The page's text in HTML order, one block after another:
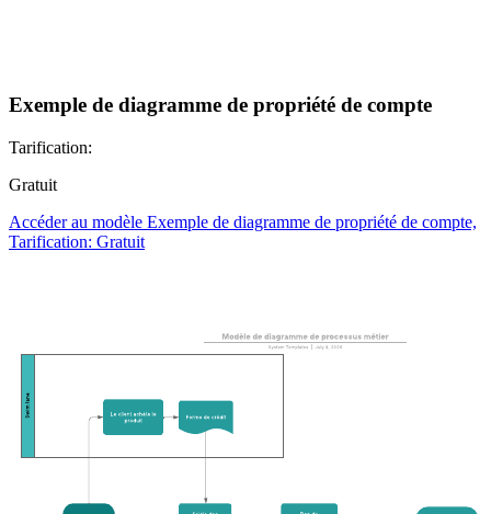
Exemple de diagramme de propriété de compte
Tarification:
Gratuit
Accéder au modèle Exemple de diagramme de propriété de compte,
Tarification: Gratuit